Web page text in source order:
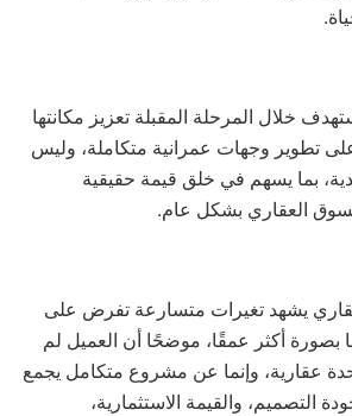
خلال المرحلة المقبلة تعزيز مكانتها
تطوير وجهات عمرانية متكاملة، وليس
بما يسهم في خلق قيمة حقيقية
العقاري بشكل عام.
يشهد تغيرات متسارعة تفرض على
بصورة أكثر عمقًا، موضحًا أن العميل لم
عقارية، وإنما عن مشروع متكامل يجمع
التصميم، والقيمة الاستثمارية،